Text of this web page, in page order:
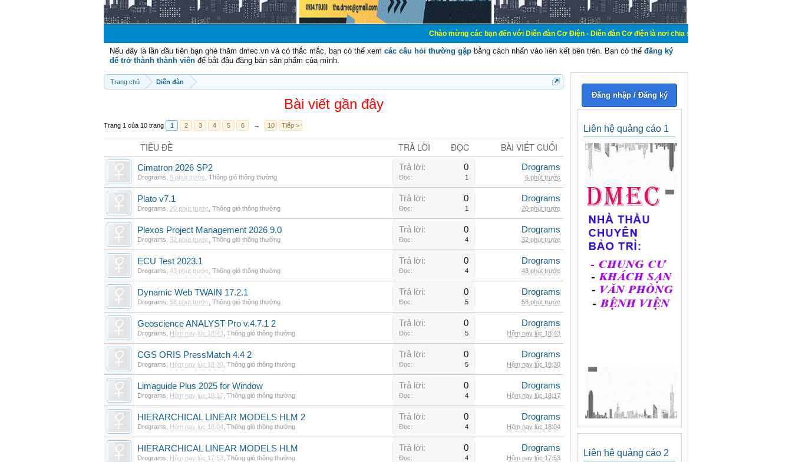
Chào mừng các bạn đến với Diễn đàn Cơ Điện - Diễn đàn Cơ điện là nơi chia sẽ kiến thức kinh nghiệm trong lãnh
Nếu đây là lần đầu tiên bạn ghé thăm dmec.vn và có thắc mắc, bạn có thể xem các câu hỏi thường gặp bằng cách nhấn vào liên kết bên trên. Bạn có thể đăng ký
để trở thành thành viên để bắt đầu đăng bán sản phẩm của mình.
Trang chủ Diễn đàn
Bài viết gần đây
Trang 1 của 10 trang 1 2 3 4 5 6 → 10 Tiếp >
TIÊU ĐỀ TRẢ LỜI ĐỌC BÀI VIẾT CUỐI
Cimatron 2026 SP2
Drograms 6 phút trước Thông gió thông thường
Trả lời: 0
Đọc: 1
Drograms
6 phút trước
Plato v7.1
Drograms 20 phút trước Thông gió thông thường
Trả lời: 0
Đọc: 1
Drograms
20 phút trước
Plexos Project Management 2026 9.0
Drograms 32 phút trước Thông gió thông thường
Trả lời: 0
Đọc: 4
Drograms
32 phút trước
ECU Test 2023.1
Drograms 43 phút trước Thông gió thông thường
Trả lời: 0
Đọc: 4
Drograms
43 phút trước
Dynamic Web TWAIN 17.2.1
Drograms 58 phút trước Thông gió thông thường
Trả lời: 0
Đọc: 5
Drograms
58 phút trước
Geoscience ANALYST Pro v.4.7.1 2
Drograms Hôm nay lúc 18:43 Thông gió thông thường
Trả lời: 0
Đọc: 5
Drograms
Hôm nay lúc 18:43
CGS ORIS PressMatch 4.4 2
Drograms Hôm nay lúc 18:30 Thông gió thông thường
Trả lời: 0
Đọc: 5
Drograms
Hôm nay lúc 18:30
Limaguide Plus 2025 for Window
Drograms Hôm nay lúc 18:17 Thông gió thông thường
Trả lời: 0
Đọc: 4
Drograms
Hôm nay lúc 18:17
HIERARCHICAL LINEAR MODELS HLM 2
Drograms Hôm nay lúc 18:04 Thông gió thông thường
Trả lời: 0
Đọc: 4
Drograms
Hôm nay lúc 18:04
HIERARCHICAL LINEAR MODELS HLM
Drograms Hôm nay lúc 17:53 Thông gió thông thường
Trả lời: 0
Đọc: 4
Drograms
Hôm nay lúc 17:53
Đăng nhập / Đăng ký
Liên hệ quảng cáo 1
Liên hệ quảng cáo 2